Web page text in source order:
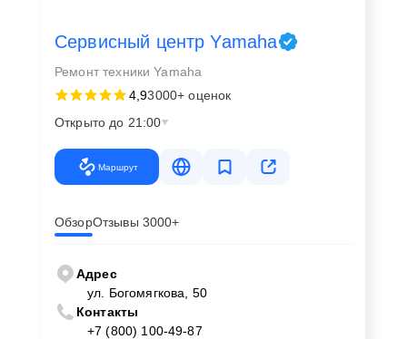
Сервисный центр Yamaha
Ремонт техники Yamaha
4,93000+ оценок
Открыто до 21:00
Маршрут
ОбзорОтзывы 3000+
Адрес
ул. Богомягкова, 50
Контакты
+7 (800) 100-49-87